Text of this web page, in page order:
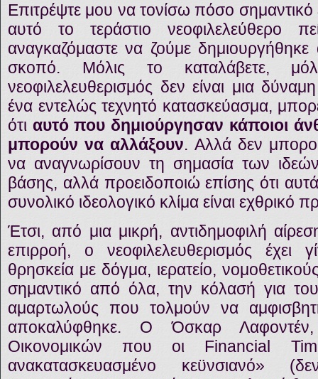
Επιτρέψτε μου να τονίσω πόσο σημαντικό
αυτό το τεράστιο νεοφιλελεύθερο
αναγκαζόμαστε να ζούμε
σκοπό. Μόλις το καταλάβετε,
νεοφιλελευθερισμός δεν είναι μια
ένα εντελώς τεχνητό κατασκεύασμα,
ότι αυτό που δημιούργησαν κάποιοι
μπορούν να αλλάξουν. Αλλά δεν
να αναγνωρίσουν τη σημασία των
βάσης, αλλά προειδοποιώ επίσης ότι
συνολικό ιδεολογικό κλίμα είναι εχθρικό
Έτσι, από μια μικρή, αντιδημοφιλή
επιρροή, ο νεοφιλελευθερισμός έχει
θρησκεία με δόγμα, ιερατείο,
σημαντικό από όλα, την κόλασή για
αμαρτωλούς που τολμούν να
αποκαλύφθηκε. Ο Όσκαρ
Οικονομικών που οι Financial
ανακατασκευασμένο κεϋνσιανό»